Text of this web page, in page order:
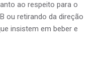
ao respeito para o
ou retirando da direção
insistem em beber e